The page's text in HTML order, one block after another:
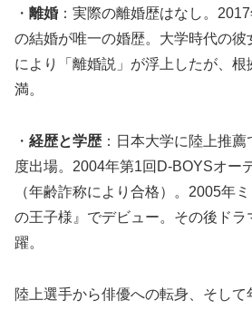
・ 離婚 ：実際の離婚歴はなし。
の結婚が唯一の婚歴。大学時代の彼
により「離婚説」が浮上したが、根
満。
・ 経歴と学歴 ：日本大学に陸上推
度出場。2004年第1回D-BOYSオー
（年齢詐称により合格）。2005年
の王子様』でデビュー。その後ドラ
躍。
陸上選手から俳優への転身、そし